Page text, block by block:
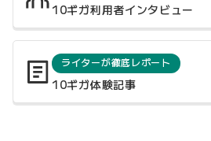
10ギガ利用者インタビュー
ライターが徹底レポート
10ギガ体験記事